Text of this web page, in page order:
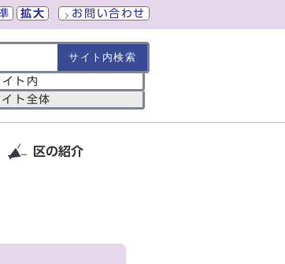
拡大 お問い合わせ
ト内
ト全体
区の紹介